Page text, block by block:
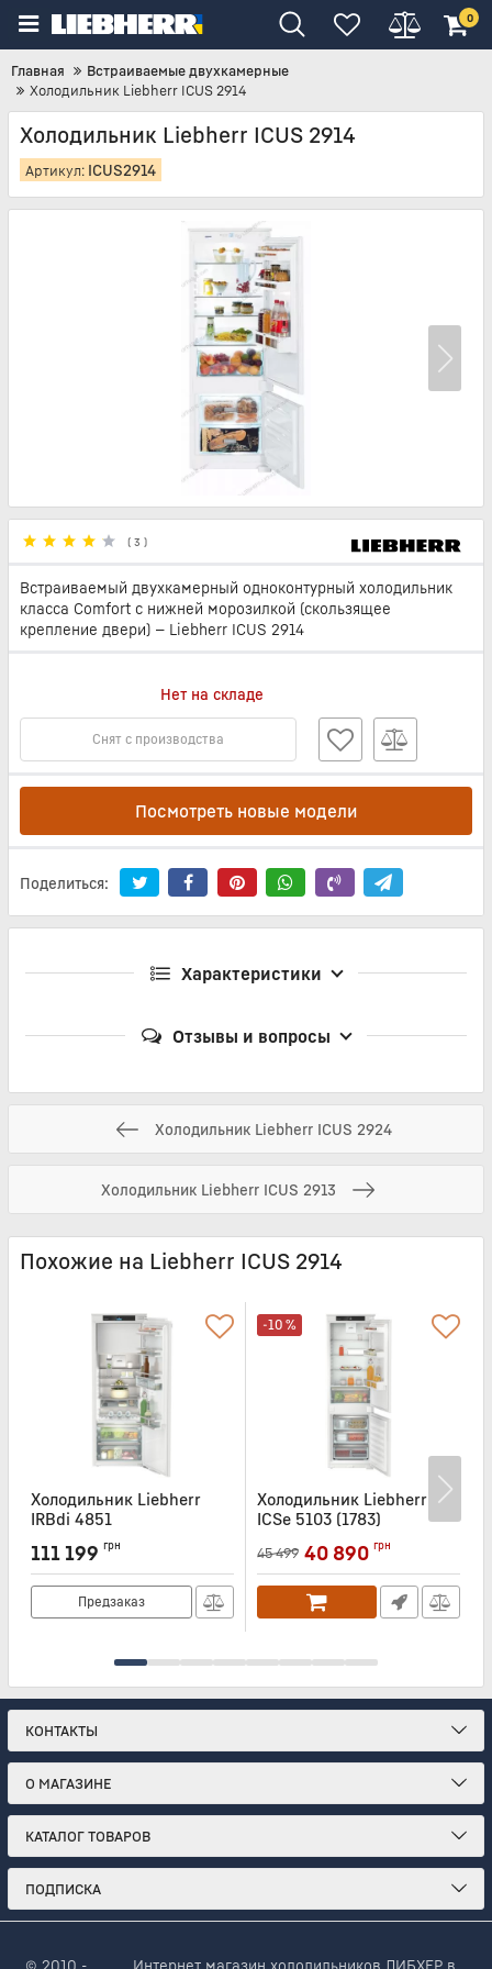
0
Главная
Встраиваемые двухкамерные
Холодильник Liebherr ICUS 2914
Холодильник Liebherr ICUS 2914
Артикул: ICUS2914
( 3 )
Встраиваемый двухкамерный одноконтурный холодильник
класса Comfort с нижней морозилкой (скользящее
крепление двери) — Liebherr ICUS 2914
Нет на складе
Снят с производства
Посмотреть новые модели
Поделиться:
Характеристики
Отзывы и вопросы
Холодильник Liebherr ICUS 2924
Холодильник Liebherr ICUS 2913
Похожие на Liebherr ICUS 2914
Холодильник Liebherr
IRBdi 4851
IRBDI4851
111 199 грн
Предзаказ
-10 %
Холодильник Liebherr
ICSe 5103 (1783)
ICSE5103
45 499 40 890 грн
КОНТАКТЫ
О МАГАЗИНЕ
КАТАЛОГ ТОВАРОВ
ПОДПИСКА